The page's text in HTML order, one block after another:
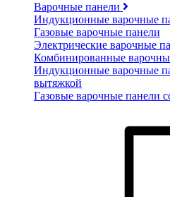
Варочные панели
Индукционные варочные
Газовые варочные панели
Электрические варочные
Комбинированные
Индукционные варочные
вытяжкой
Газовые варочные панели